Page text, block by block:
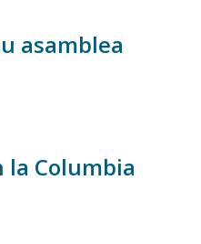
asamblea
la Columbia